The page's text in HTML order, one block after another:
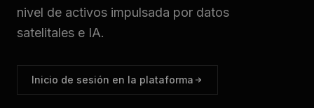
nivel de activos impulsada por datos
satelitales e IA.
Inicio de sesión en la plataforma